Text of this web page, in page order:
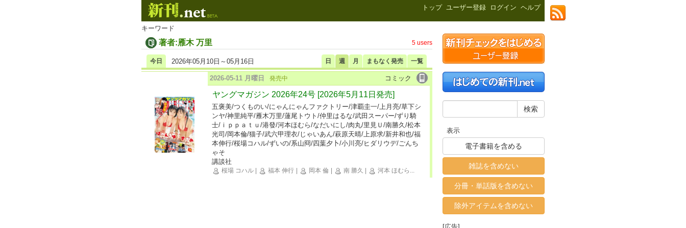
トップ ユーザー登録 ログイン ヘルプ
キーワード
著者:雁木 万里 5 users
日 週 月 まもなく発売 一覧
今日 2026年05月10日～05月16日
コミック
2026-05-11 月曜日 発売中
ヤングマガジン 2026年24号 [2026年5月11日発売]
五褒美/つくものい/にゃんにゃんファクトリー/津覇圭一/上月亮/草下シ
ンヤ/神里純平/雁木万里/蓮尾トウト/仲里はるな/武田スーパー/ずり騎
士/ｉｐｐａｔｕ/港發/河本ほむら/なだいにし/肉丸/里見Ｕ/南勝久/松本
光司/岡本倫/猫子/武六甲理衣/じゃいあん/萩原天晴/上原求/新井和也/福
本伸行/桜場コハル/ずいの/系山冏/四葉夕卜/小川亮/ヒダリウデ/ごんち
ゃそ
講談社
桜場 コハル 福本 伸行 岡本 倫 南 勝久 河本 ほむら ...
表示
電子書籍を含める
雑誌を含めない
分冊・単話版を含めない
除外アイテムを含めない